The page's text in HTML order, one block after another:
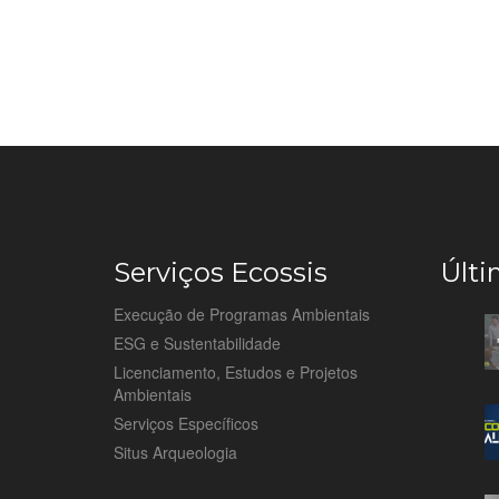
Serviços Ecossis
Execução de Programas Ambientais
ESG e Sustentabilidade
Licenciamento, Estudos e Projetos
Ambientais
Serviços Específicos
Situs Arqueologia